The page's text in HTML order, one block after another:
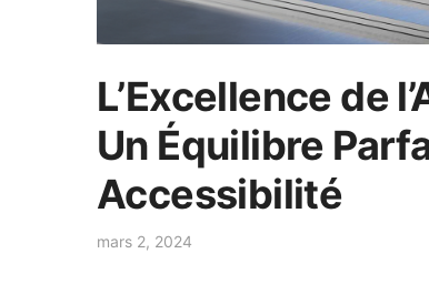
L’Excellence de
Un Équilibre
Accessibilité
mars 2, 2024